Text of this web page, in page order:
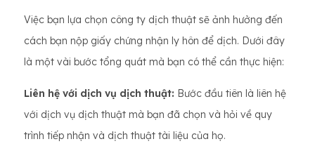
Việc bạn lựa chọn công ty dịch thuật sẽ ảnh hưởng đến
cách bạn nộp giấy chứng nhận ly hôn để dịch. Dưới đây
là một vài bước tổng quát mà bạn có thể cần thực hiện:
Liên hệ với dịch vụ dịch thuật: Bước đầu tiên là liên hệ
với dịch vụ dịch thuật mà bạn đã chọn và hỏi về quy
trình tiếp nhận và dịch thuật tài liệu của họ.